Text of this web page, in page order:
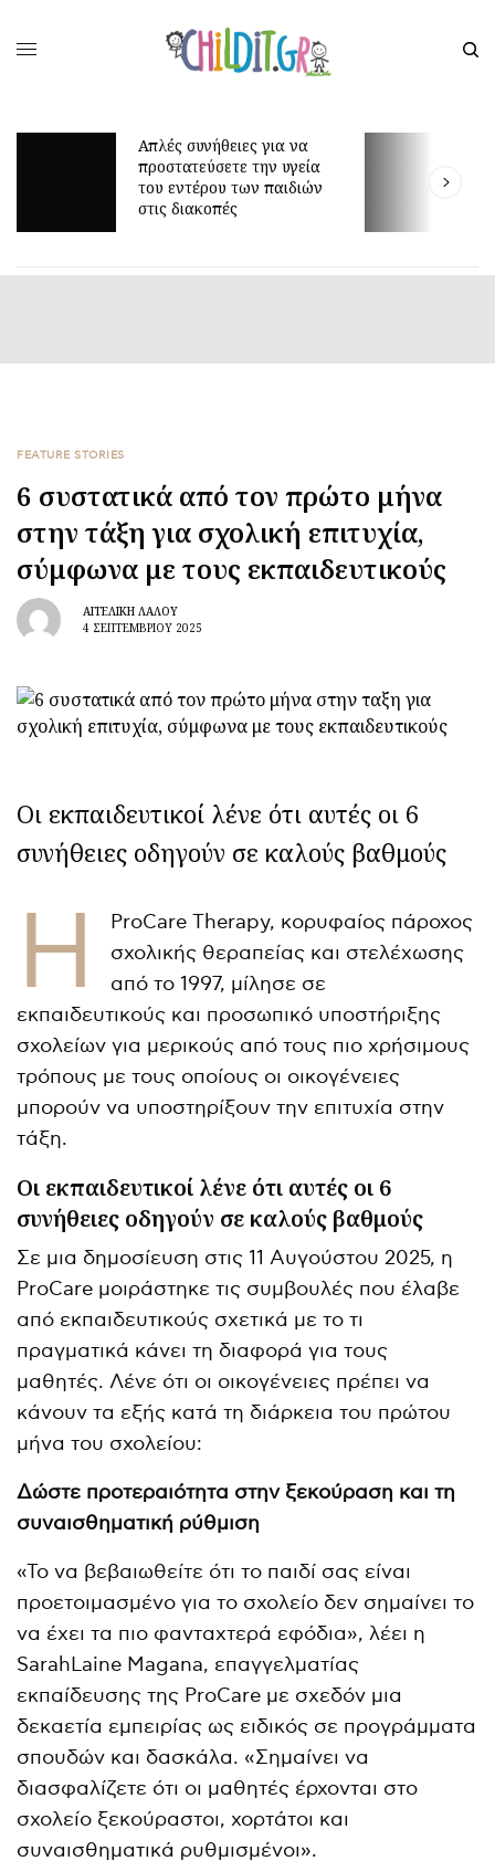
Απλές συνήθειες για να
προστατεύσετε την υγεία
του εντέρου των παιδιών
στις διακοπές
FEATURE STORIES
6 συστατικά από τον πρώτο μήνα
στην τάξη για σχολική επιτυχία,
σύμφωνα με τους εκπαιδευτικούς
ΑΓΓΕΛΙΚΉ ΛΆΛΟΥ
4 ΣΕΠΤΕΜΒΡΊΟΥ 2025
Οι εκπαιδευτικοί λένε ότι αυτές οι 6
συνήθειες οδηγούν σε καλούς βαθμούς
Η
ProCare Therapy, κορυφαίος πάροχος
σχολικής θεραπείας και στελέχωσης
από το 1997, μίλησε σε
εκπαιδευτικούς και προσωπικό υποστήριξης
σχολείων για μερικούς από τους πιο χρήσιμους
τρόπους με τους οποίους οι οικογένειες
μπορούν να υποστηρίξουν την επιτυχία στην
τάξη.
Οι εκπαιδευτικοί λένε ότι αυτές οι 6
συνήθειες οδηγούν σε καλούς βαθμούς
Σε μια δημοσίευση στις 11 Αυγούστου 2025, η
ProCare μοιράστηκε τις συμβουλές που έλαβε
από εκπαιδευτικούς σχετικά με το τι
πραγματικά κάνει τη διαφορά για τους
μαθητές. Λένε ότι οι οικογένειες πρέπει να
κάνουν τα εξής κατά τη διάρκεια του πρώτου
μήνα του σχολείου:
Δώστε προτεραιότητα στην ξεκούραση και τη
συναισθηματική ρύθμιση
«Το να βεβαιωθείτε ότι το παιδί σας είναι
προετοιμασμένο για το σχολείο δεν σημαίνει το
να έχει τα πιο φανταχτερά εφόδια», λέει η
SarahLaine Magana, επαγγελματίας
εκπαίδευσης της ProCare με σχεδόν μια
δεκαετία εμπειρίας ως ειδικός σε προγράμματα
σπουδών και δασκάλα. «Σημαίνει να
διασφαλίζετε ότι οι μαθητές έρχονται στο
σχολείο ξεκούραστοι, χορτάτοι και
συναισθηματικά ρυθμισμένοι».